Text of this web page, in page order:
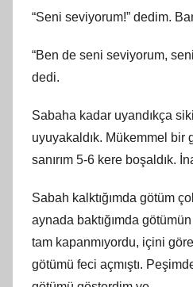
“Seni seviyorum!” dedim.
“Ben de seni seviyorum,
dedi.
Sabaha kadar uyandıkça
uyuyakaldık. Mükemmel bir
sanırım 5-6 kere boşaldık.
Sabah kalktığımda götüm
aynada baktığımda
tam kapanmıyordu, içini
götümü feci açmıştı.